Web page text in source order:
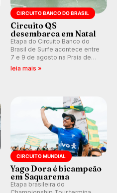
CIRCUITO BANCO DO BRASIL
Circuito QS
desembarca em Natal
Etapa do Circuito Banco do
Brasil de Surfe acontece entre
7 e 9 de agosto na Praia de
Miami (RN), em disputas
leia mais »
CIRCUITO MUNDIAL
Yago Dora é bicampeão
em Saquarema
Etapa brasileira do